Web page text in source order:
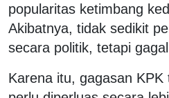
popularitas ketimbang
Akibatnya, tidak sedikit
secara politik, tetapi
Karena itu, gagasan KPK